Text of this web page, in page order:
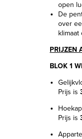
open
De
over
PRIJZEN
BLOK 1
Prijs is
Prijs is